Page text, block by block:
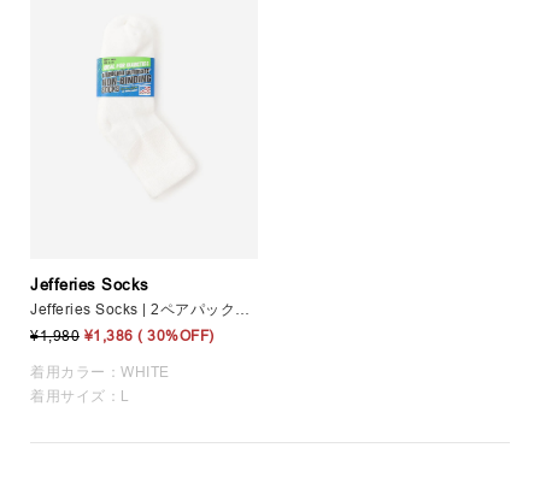
Jefferies Socks
¥1,980 ¥1,386 ( 30%OFF)
着用カラー：WHITE
着用サイズ：L